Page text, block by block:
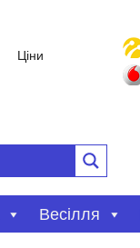
Ціни
Весілля